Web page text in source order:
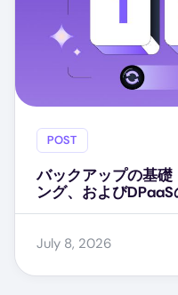
POST
バックアップの基
ング、および
July 8, 2026